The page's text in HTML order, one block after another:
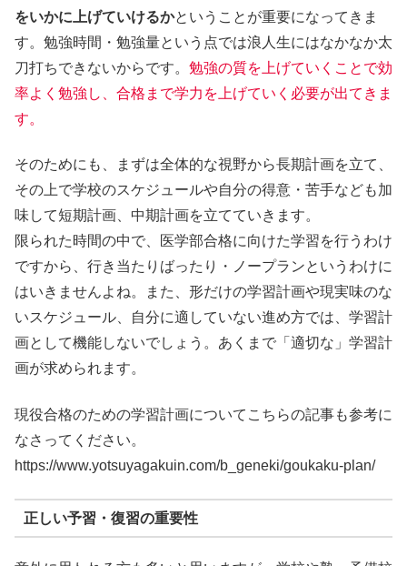
をいかに上げていけるかということが重要になってきま
す。勉強時間・勉強量という点では浪人生にはなかなか太
刀打ちできないからです。 勉強の質を上げていくことで効
率よく勉強し、合格まで学力を上げていく必要が出てきま
す。
そのためにも、まずは全体的な視野から長期計画を立て、
その上で学校のスケジュールや自分の得意・苦手なども加
味して短期計画、中期計画を立てていきます。
限られた時間の中で、医学部合格に向けた学習を行うわけ
ですから、行き当たりばったり・ノープランというわけに
はいきませんよね。また、形だけの学習計画や現実味のな
いスケジュール、自分に適していない進め方では、学習計
画として機能しないでしょう。あくまで「適切な」学習計
画が求められます。
現役合格のための学習計画についてこちらの記事も参考に
なさってください。
https://www.yotsuyagakuin.com/b_geneki/goukaku-plan/
正しい予習・復習の重要性